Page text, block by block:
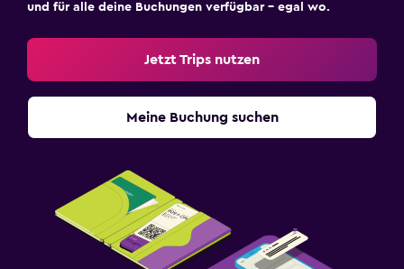
und für alle deine Buchungen verfügbar – egal wo.
Jetzt Trips nutzen
Meine Buchung suchen